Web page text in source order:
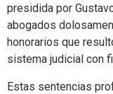
presidida por
abogados
honorarios que
sistema judicial con
Estas sentencias